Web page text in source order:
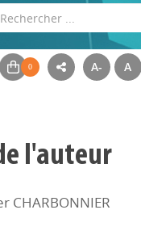
A- A
l'auteur
CHARBONNIER